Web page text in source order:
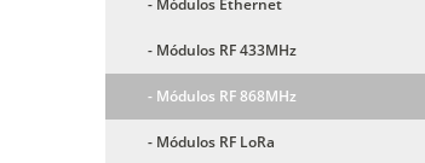
- Módulos Ethernet
- Módulos RF 433MHz
- Módulos RF 868MHz
- Módulos RF LoRa